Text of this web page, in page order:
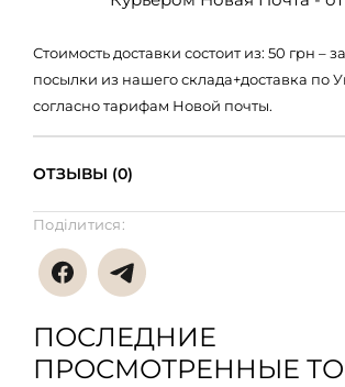
Стоимость доставки состоит из: 50 грн –
посылки из нашего склада+доставка по
согласно тарифам Новой почты.
ОТЗЫВЫ (0)
Поділитися:
ПОСЛЕДНИЕ
ПРОСМОТРЕННЫЕ